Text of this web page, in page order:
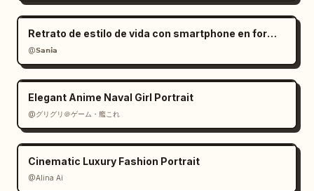
Retrato de estilo de vida con smartphone en formato RAW
@𝗦𝗮𝗻𝗶𝗮
Elegant Anime Naval Girl Portrait
@グリグリ＠ゲーム・艦これ
Cinematic Luxury Fashion Portrait
@Alina Ai